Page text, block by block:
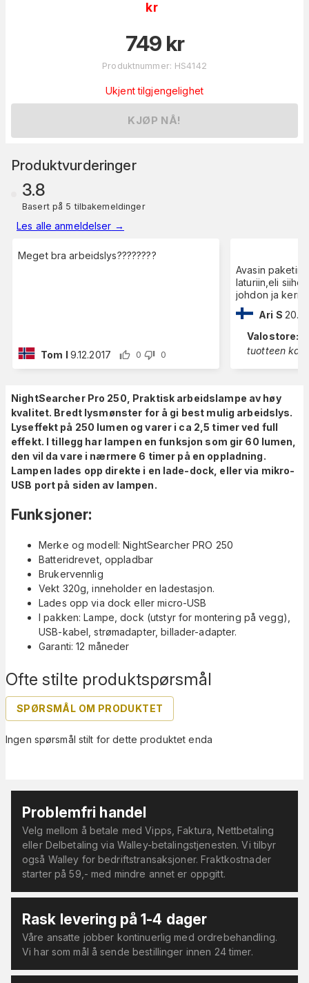
kr
749 kr
Produktnummer: HS4142
Ukjent tilgjengelighet
KJØP NÅ!
Produktvurderinger
3.8
Basert på 5 tilbakemeldinger
Les alle anmeldelser →
Meget bra arbeidslys????????
Tom I 9.12.2017 0 0
Avasin
laturiin,eli
johdon ja
Ari S
Valostore:
tuotteen
Ofte stilte produktspørsmål
SPØRSMÅL OM PRODUKTET
Ingen spørsmål stilt for dette produktet enda
NightSearcher Pro 250, Praktisk arbeidslampe av høy
kvalitet. Bredt lysmønster for å gi best mulig arbeidslys.
Lyseffekt på 250 lumen og varer i ca 2,5 timer ved full
effekt. I tillegg har lampen en funksjon som gir 60 lumen,
den vil da vare i nærmere 6 timer på en oppladning.
Lampen lades opp direkte i en lade-dock, eller via mikro-
USB port på siden av lampen.
Funksjoner:
Merke og modell: NightSearcher PRO 250
Batteridrevet, oppladbar
Brukervennlig
Vekt 320g, inneholder en ladestasjon.
Lades opp via dock eller micro-USB
I pakken: Lampe, dock (utstyr for montering på vegg),
USB-kabel, strømadapter, billader-adapter.
Garanti: 12 måneder
Problemfri handel
Velg mellom å betale med Vipps, Faktura, Nettbetaling
eller Delbetaling via Walley-betalingstjenesten. Vi tilbyr
også Walley for bedriftstransaksjoner. Fraktkostnader
starter på 59,- med mindre annet er oppgitt.
Rask levering på 1-4 dager
Våre ansatte jobber kontinuerlig med ordrebehandling.
Vi har som mål å sende bestillinger innen 24 timer.